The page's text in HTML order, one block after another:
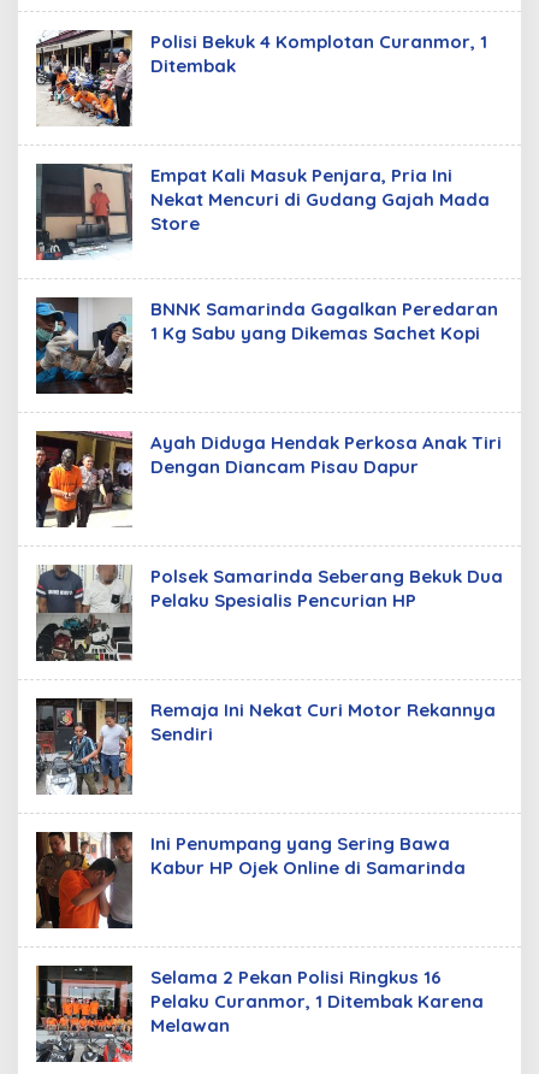
Polisi Bekuk 4 Komplotan Curanmor, 1
Ditembak
Empat Kali Masuk Penjara, Pria Ini
Nekat Mencuri di Gudang Gajah Mada
Store
BNNK Samarinda Gagalkan Peredaran
1 Kg Sabu yang Dikemas Sachet Kopi
Ayah Diduga Hendak Perkosa Anak Tiri
Dengan Diancam Pisau Dapur
Polsek Samarinda Seberang Bekuk Dua
Pelaku Spesialis Pencurian HP
Remaja Ini Nekat Curi Motor Rekannya
Sendiri
Ini Penumpang yang Sering Bawa
Kabur HP Ojek Online di Samarinda
Selama 2 Pekan Polisi Ringkus 16
Pelaku Curanmor, 1 Ditembak Karena
Melawan